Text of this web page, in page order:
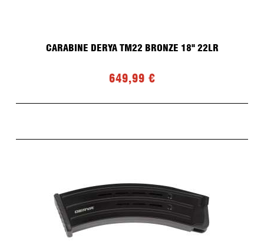
CARABINE DERYA TM22 BRONZE 18" 22LR
649,99 €